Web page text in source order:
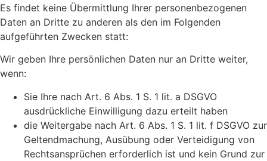
Es findet keine Übermittlung Ihrer personenbezogenen
Daten an Dritte zu anderen als den im Folgenden
aufgeführten Zwecken statt:
Wir geben Ihre persönlichen Daten nur an Dritte weiter,
wenn:
Sie Ihre nach Art. 6 Abs. 1 S. 1 lit. a DSGVO
ausdrückliche Einwilligung dazu erteilt haben
die Weitergabe nach Art. 6 Abs. 1 S. 1 lit. f DSGVO zur
Geltendmachung, Ausübung oder Verteidigung von
Rechtsansprüchen erforderlich ist und kein Grund zur